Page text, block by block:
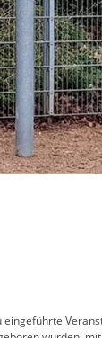
eingeführte